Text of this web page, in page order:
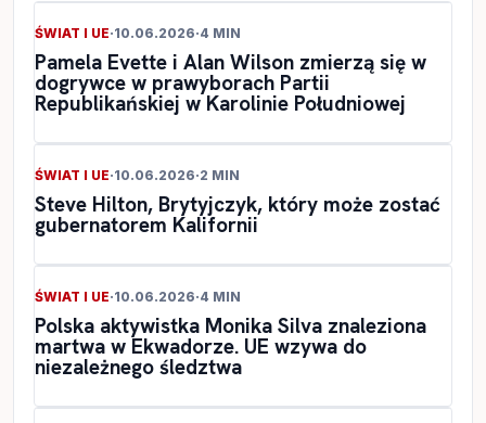
ŚWIAT I UE·10.06.2026·4 MIN
Pamela Evette i Alan Wilson zmierzą się w
dogrywce w prawyborach Partii
Republikańskiej w Karolinie Południowej
ŚWIAT I UE·10.06.2026·2 MIN
Steve Hilton, Brytyjczyk, który może zostać
gubernatorem Kalifornii
ŚWIAT I UE·10.06.2026·4 MIN
Polska aktywistka Monika Silva znaleziona
martwa w Ekwadorze. UE wzywa do
niezależnego śledztwa